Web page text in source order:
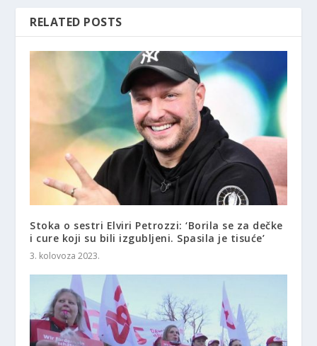
RELATED POSTS
Stoka o sestri Elviri Petrozzi: ‘Borila se za dečke
i cure koji su bili izgubljeni. Spasila je tisuće’
3. kolovoza 2023.